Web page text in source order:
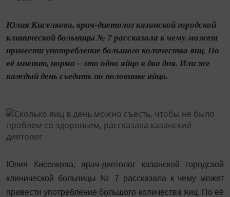
Юлия Киселкова, врач-диетолог казанской городской
клинической больницы № 7 рассказала к чему может
привести употребление большого количества яиц. По
её мнению, норма – это одно яйцо в два дня. Или же
каждый день съедать по половинке яйца.
Юлия Киселкова, врач-диетолог казанской городской
клинической больницы № 7 рассказала к чему может
привести употребление большого количества яиц. По её